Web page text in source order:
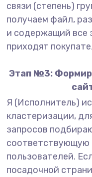
связи (степень)
получаем файл,
и содержащий все
приходят
Этап №3:
Я (Исполнитель)
кластеризации,
запросов
соответствующую
пользователей.
посадочной